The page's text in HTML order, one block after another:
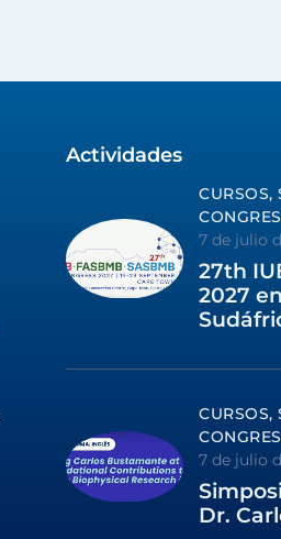
Actividades
CURSOS,
7 de julio
27th
2027
CURSOS,
7 de julio
Dr.